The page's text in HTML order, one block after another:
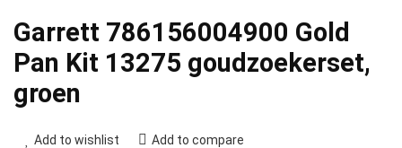
Garrett 786156004900 Gold
Pan Kit 13275 goudzoekerset,
groen
Add to wishlist Add to compare